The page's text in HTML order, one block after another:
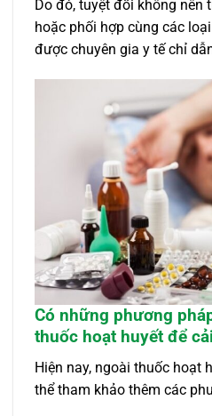
Do đó, tuyệt đối không nên
hoặc phối hợp cùng các
được chuyên gia y tế chỉ
Có những phương
thuốc hoạt huyết để
Hiện nay, ngoài thuốc hoạt
thể tham khảo thêm các